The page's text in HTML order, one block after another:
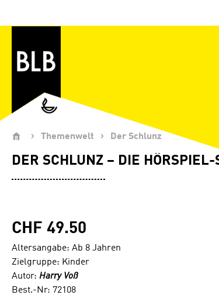
Themenwelt Der Schlunz
DER SCHLUNZ – DIE
CHF 49.50
Altersangabe: Ab 8 Jahren
Zielgruppe: Kinder
Autor: Harry Voß
Best.-Nr: 72108